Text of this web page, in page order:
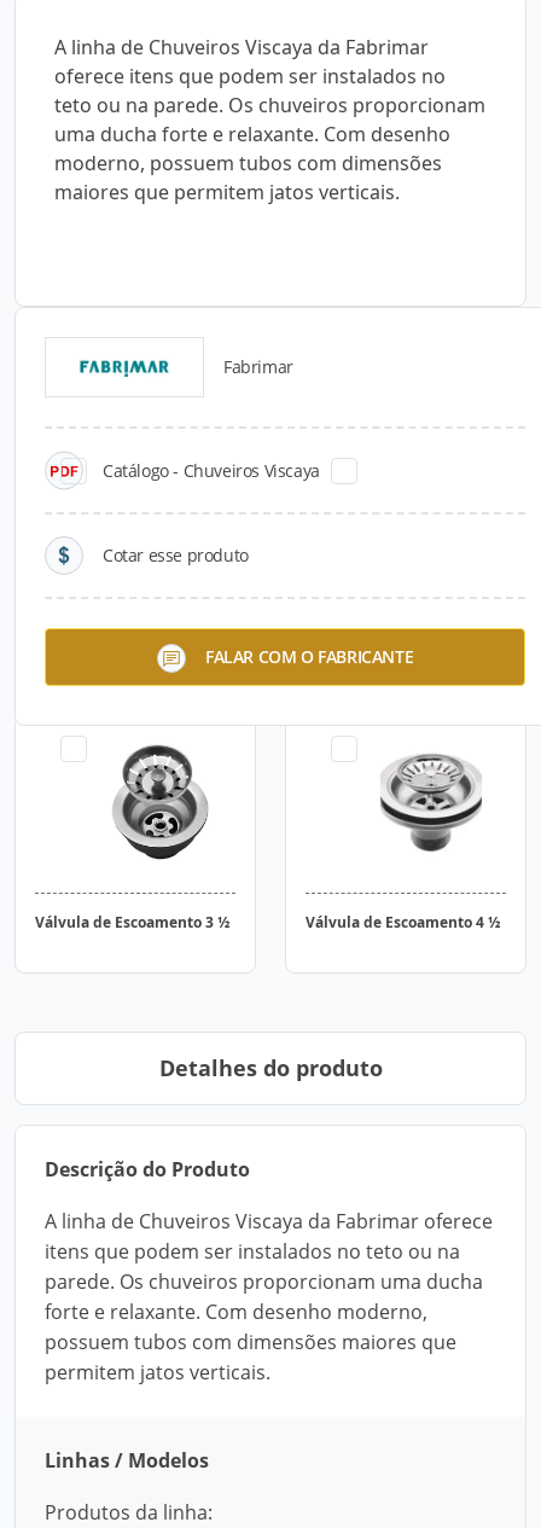
A linha de Chuveiros Viscaya da Fabrimar
oferece itens que podem ser instalados no
teto ou na parede. Os chuveiros proporcionam
uma ducha forte e relaxante. Com desenho
moderno, possuem tubos com dimensões
maiores que permitem jatos verticais.
Fabrimar
Catálogo - Chuveiros Viscaya
Cotar esse produto
FALAR COM O FABRICANTE
Catálogos para Download
Misturador de Lavatório
Válvula de Escoamento 3 ½ Válvula de Escoamento 4 ½
Detalhes do produto
Descrição do Produto
A linha de Chuveiros Viscaya da Fabrimar oferece
itens que podem ser instalados no teto ou na
parede. Os chuveiros proporcionam uma ducha
forte e relaxante. Com desenho moderno,
possuem tubos com dimensões maiores que
permitem jatos verticais.
Linhas / Modelos
Produtos da linha: